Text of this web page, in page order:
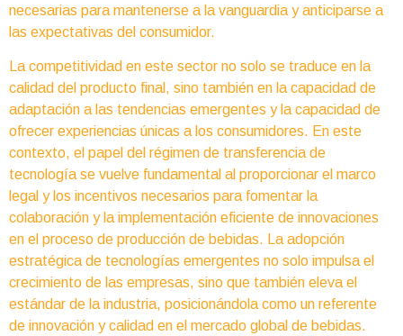
necesarias para mantenerse a la vanguardia y anticiparse a
las expectativas del consumidor.
La competitividad en este sector no solo se traduce en la
calidad del producto final, sino también en la capacidad de
adaptación a las tendencias emergentes y la capacidad de
ofrecer experiencias únicas a los consumidores. En este
contexto, el papel del régimen de transferencia de
tecnología se vuelve fundamental al proporcionar el marco
legal y los incentivos necesarios para fomentar la
colaboración y la implementación eficiente de innovaciones
en el proceso de producción de bebidas. La adopción
estratégica de tecnologías emergentes no solo impulsa el
crecimiento de las empresas, sino que también eleva el
estándar de la industria, posicionándola como un referente
de innovación y calidad en el mercado global de bebidas.